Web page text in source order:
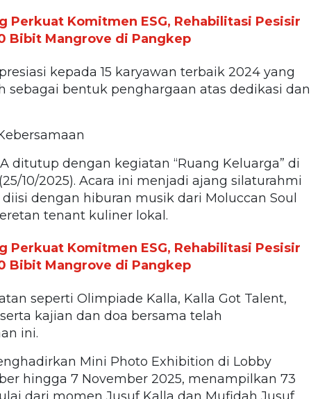
Perkuat Komitmen ESG, Rehabilitasi Pesisir
Bibit Mangrove di Pangkep
kepada 15 karyawan terbaik 2024 yang
sebagai bentuk penghargaan atas dedikasi dan
ditutup dengan kegiatan “Ruang Keluarga” di
10/2025). Acara ini menjadi ajang silaturahmi
dengan hiburan musik dari Moluccan Soul
tenant kuliner lokal.
Perkuat Komitmen ESG, Rehabilitasi Pesisir
Bibit Mangrove di Pangkep
seperti Olimpiade Kalla, Kalla Got Talent,
kajian dan doa bersama telah
ini.
Mini Photo Exhibition di Lobby
hingga 7 November 2025, menampilkan 73
dari momen Jusuf Kalla dan Mufidah Jusuf